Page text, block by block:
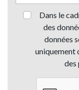
Dans le
des
données
uniquement
des